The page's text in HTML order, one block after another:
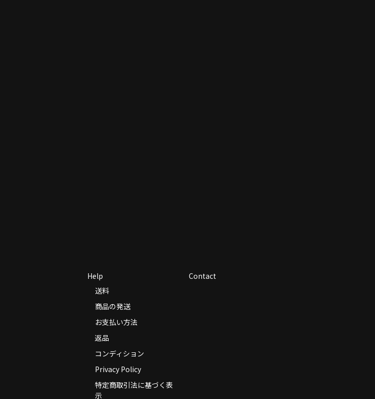
Help
送料
商品の発送
お支払い方法
返品
コンディション
Privacy Policy
特定商取引法に基づく表
示
Contact